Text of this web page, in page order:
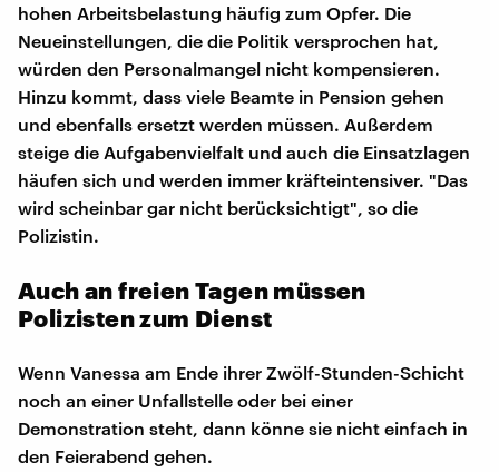
hohen Arbeitsbelastung häufig zum Opfer. Die
Neueinstellungen, die die Politik versprochen hat,
würden den Personalmangel nicht kompensieren.
Hinzu kommt, dass viele Beamte in Pension gehen
und ebenfalls ersetzt werden müssen. Außerdem
steige die Aufgabenvielfalt und auch die Einsatzlagen
häufen sich und werden immer kräfteintensiver. "Das
wird scheinbar gar nicht berücksichtigt", so die
Polizistin.
Auch an freien Tagen müssen
Polizisten zum Dienst
Wenn Vanessa am Ende ihrer Zwölf-Stunden-Schicht
noch an einer Unfallstelle oder bei einer
Demonstration steht, dann könne sie nicht einfach in
den Feierabend gehen.